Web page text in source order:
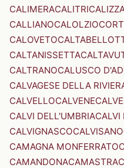
CALIMERACALITRI
CALLIANO
CALOVETO
CALTANISSETTA
CALTRANOCALUSCO
CALVAGESE DELLA
CALVELLOCALVENE
CALVI DELL'UMBRIACALVI
CALVIGNASCOCALVISANO
CAMAGNA MONFERRATO
CAMANDONACAMASTRA